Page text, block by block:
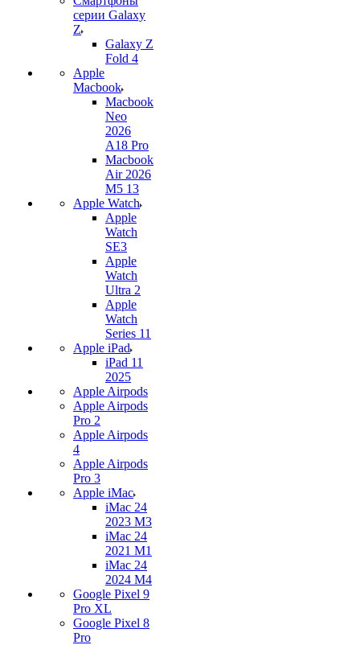
серии Galaxy
Z
Galaxy Z
Fold 4
Apple
Macbook
Macbook
Neo
2026
A18 Pro
Macbook
Air 2026
M5 13
Apple Watch
Apple
Watch
SE3
Apple
Watch
Ultra 2
Apple
Watch
Series 11
Apple iPad
iPad 11
2025
Apple Airpods
Apple Airpods
Pro 2
Apple Airpods
4
Apple Airpods
Pro 3
Apple iMac
iMac 24
2023 M3
iMac 24
2021 M1
iMac 24
2024 M4
Google Pixel 9
Pro XL
Google Pixel 8
Pro